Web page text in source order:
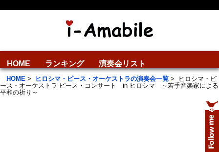
HOME ランキング 演奏会リスト
HOME > ヒロシマ・ピース・オーケストラの演奏会一覧 >
ヒロシマ・ピ
ース・オーケストラ ピース・コンサート in ヒロシマ ～若手音楽家による
平和の祈り～